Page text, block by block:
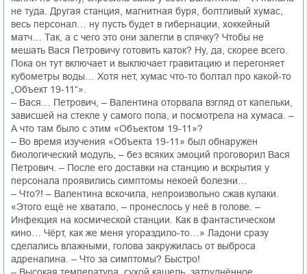
не туда. Другая станция, магнитная буря, болтливый хумас,
весь персонал… ну пусть будет в гибернации, хоккейный
матч… Так, а с чего это они залегли в спячку? Чтобы не
мешать Вася Петровичу готовить каток? Ну, да, скорее всего.
Пока он тут включает и выключает гравитацию и перегоняет
кубометры воды… Хотя нет, хумас что-то болтал про какой-то
„Объект 19-11“».
– Вася… Петрович, – Валентина оторвала взгляд от капельки,
зависшей на стекле у самого пола, и посмотрела на хумаса. –
А что там было с этим «Объектом 19-11»?
– Во время изучения «Объекта 19-11» был обнаружен
биологический модуль, – без всяких эмоций проговорил Вася
Петрович. – После его доставки на станцию и вскрытия у
персонала проявились симптомы некоей болезни…
– Что?! – Валентина вскочила, непроизвольно сжав кулаки.
«Этого ещё не хватало, – пронеслось у неё в голове. –
Инфекция на космической станции. Как в фантастическом
кино… Чёрт, как же меня угораздило-то…» Ладони сразу
сделались влажными, голова закружилась от выброса
адреналина. – Что за симптомы? Быстро!